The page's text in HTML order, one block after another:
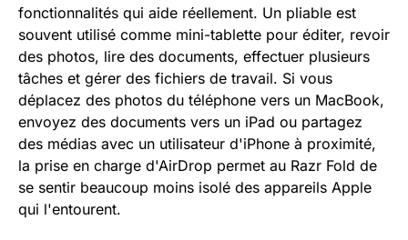
fonctionnalités qui aide réellement. Un pliable est
souvent utilisé comme mini-tablette pour éditer, revoir
des photos, lire des documents, effectuer plusieurs
tâches et gérer des fichiers de travail. Si vous
déplacez des photos du téléphone vers un MacBook,
envoyez des documents vers un iPad ou partagez
des médias avec un utilisateur d'iPhone à proximité,
la prise en charge d'AirDrop permet au Razr Fold de
se sentir beaucoup moins isolé des appareils Apple
qui l'entourent.